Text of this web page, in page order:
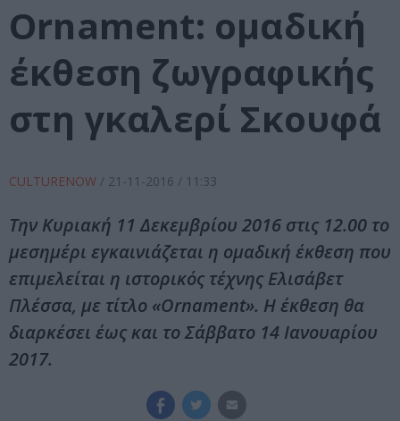
Ornament: ομαδική
έκθεση ζωγραφικής
στη γκαλερί Σκουφά
CULTURENOW / 21-11-2016 / 11:33
Την Κυριακή 11 Δεκεμβρίου 2016 στις 12.00 το
μεσημέρι εγκαινιάζεται η ομαδική έκθεση που
επιμελείται η ιστορικός τέχνης Ελισάβετ
Πλέσσα, με τίτλο «Ornament». Η έκθεση θα
διαρκέσει έως και το Σάββατο 14 Ιανουαρίου
2017.